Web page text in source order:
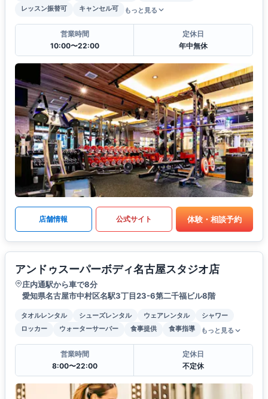
レッスン振替可
キャンセル可 もっと見る
営業時間
10:00〜22:00
定休日
年中無休
店舗情報 公式サイト 体験・相談予約
アンドゥスーパーボディ名古屋スタジオ店
庄内通駅から車で8分
愛知県名古屋市中村区名駅3丁目23-6第二千福ビル8階
タオルレンタル シューズレンタル ウェアレンタル
シャワー
ロッカー
ウォーターサーバー 食事提供 食事指導 もっと見る
営業時間
8:00〜22:00
定休日
不定休